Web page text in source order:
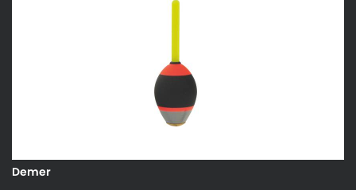
Demer